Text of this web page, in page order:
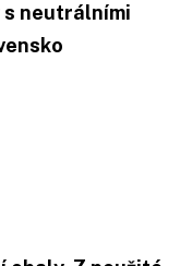
s neutrálními